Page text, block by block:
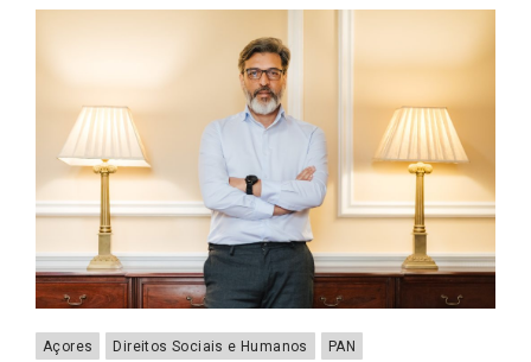
Açores Direitos Sociais e Humanos
PAN